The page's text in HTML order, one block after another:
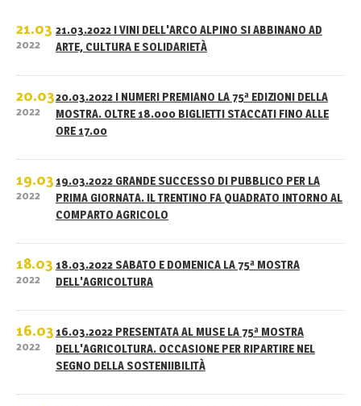
21.03
2022
21.03.2022 I VINI DELL'ARCO ALPINO SI ABBINANO AD
ARTE, CULTURA E SOLIDARIETÀ
20.03
2022
20.03.2022 I NUMERI PREMIANO LA 75ª EDIZIONI DELLA
MOSTRA. OLTRE 18.000 BIGLIETTI STACCATI FINO ALLE
ORE 17.00
19.03
2022
19.03.2022 GRANDE SUCCESSO DI PUBBLICO PER LA
PRIMA GIORNATA. IL TRENTINO FA QUADRATO INTORNO AL
COMPARTO AGRICOLO
18.03
2022
18.03.2022 SABATO E DOMENICA LA 75ª MOSTRA
DELL'AGRICOLTURA
16.03
2022
16.03.2022 PRESENTATA AL MUSE LA 75ª MOSTRA
DELL'AGRICOLTURA. OCCASIONE PER RIPARTIRE NEL
SEGNO DELLA SOSTENIIBILITÀ